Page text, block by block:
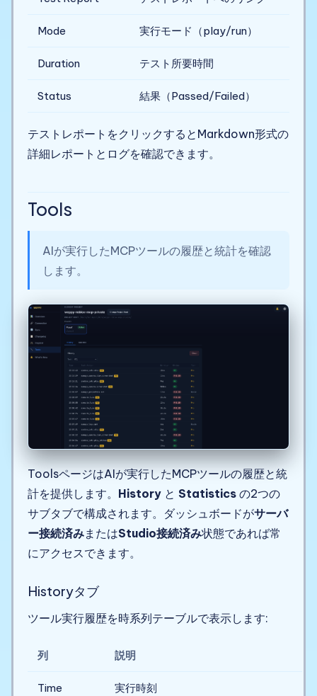
Mode 実行モード（play/run）
Duration テスト所要時間
Status 結果（Passed/Failed）
テストレポートをクリックするとMarkdown形式の
詳細レポートとログを確認できます。
Tools
AIが実行したMCPツールの履歴と統計を確認
します。
ToolsページはAIが実行したMCPツールの履歴と統
計を提供します。 History と Statistics の2つの
サブタブで構成されます。ダッシュボードがサーバ
ー接続済みまたはStudio接続済み状態であれば常
にアクセスできます。
Historyタブ
ツール実行履歴を時系列テーブルで表示します:
列 説明
Time 実行時刻